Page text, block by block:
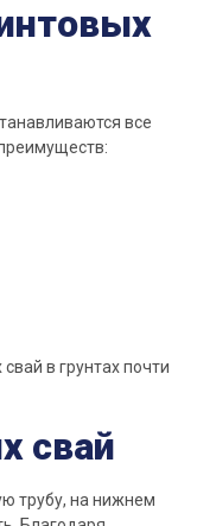
все
:
свай в грунтах почти
свай
трубу, на нижнем